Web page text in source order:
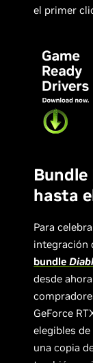
el primer
hasta
Para
integración
bundle
desde
GeForce
elegibles
una copia